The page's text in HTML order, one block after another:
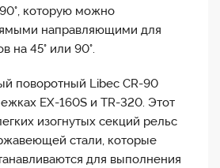
которую можно
направляющими для
на 45° или 90°.
поворотный Libec CR-90
EX-160S и TR-320. Этот
изогнутых секций рельс
стали, которые
для выполнения